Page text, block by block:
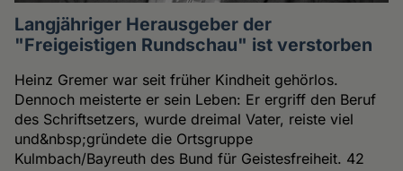
Langjähriger Herausgeber der
"Freigeistigen Rundschau" ist verstorben
Heinz Gremer war seit früher Kindheit gehörlos.
Dennoch meisterte er sein Leben: Er ergriff den Beruf
des Schriftsetzers, wurde dreimal Vater, reiste viel
und&nbsp;gründete die Ortsgruppe
Kulmbach/Bayreuth des Bund für Geistesfreiheit. 42